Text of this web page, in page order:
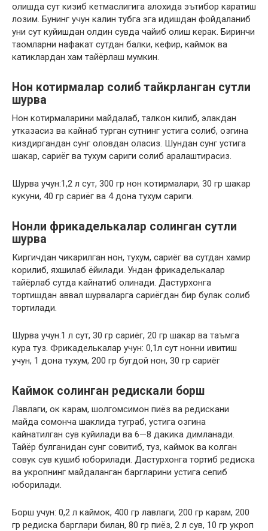
олишда сут кизиб кетмаслигига алохида эътибор каратиш
лозим. Бунинг учун калин тубга эга идишдан фойдаланиб
уни сут куйишдан олдин сувда чайиб олиш керак. Биринчи
таомларни нафакат сутдан балки, кефир, каймок ва
катиклардан хам тайёрлаш мумкин.
Нон котирмалар солиб тайкрланган сутли
шурва
Нон котирмаларини майдалаб, талкон килиб, элакдан
утказасиз ва кайнаб турган сутнинг устига солиб, озгина
киздиргандан сунг оловдан оласиз. Шундан сунг устига
шакар, сариёг ва тухум сариги солиб аралаштирасиз.
Шурва учун:1,2 л сут, 300 гр нон котирмалари, 30 гр шакар
кукуни, 40 гр сариёг ва 4 дона тухум сариги.
Нонли фрикаделькалар солинган сутли
шурва
Киргичдан чикарилган нон, тухум, сариёг ва сутдан хамир
корилиб, яхшилаб ёйилади. Ундан фрикаделькалар
тайёрлаб сутда кайнатиб олинади. Дастурхонга
тортишдан аввал шурваларга сариёгдан бир булак солиб
тортилади.
Шурва учун.1 л сут, 30 гр сариёг, 20 гр шакар ва таъмга
кура туз. Фрикаделькалар учун: 0,1л сут нонни ивитиш
учун, 1 дона тухум, 200 гр бугдой нон, 30 гр сариёг
Каймок солинган редискали борш
Лавлаги, ок карам, шолгомсимон пиёз ва редискани
майда сомонча шаклида туграб, устига озгина
кайнатилган сув куйилади ва 6—8 дакика димланади.
Тайёр булганидан сунг совитиб, туз, каймок ва колган
совук сув кушиб юборилади. Дастурхонга тортиб редиска
ва укропнинг майдаланган баргларини устига сепиб
юборилади.
Борш учун: 0,2 л каймок, 400 гр лавлаги, 200 гр карам, 200
гр редиска барглари билан, 80 гр пиёз, 2 л сув, 10 гр укроп